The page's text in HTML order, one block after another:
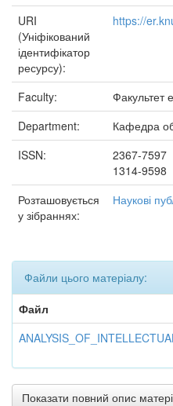
URI
(Уніфікований
ідентифікатор
ресурсу):
https://
Faculty:
Факультет
Department:
Кафедра
ISSN:
2367-7597
1314-9598
Розташовується
у зібраннях:
Наукові
Файли цього матеріалу:
Файл
Показати повний опис